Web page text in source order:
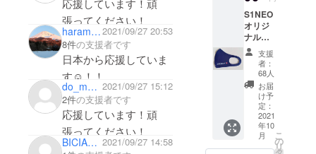
応援しています！頑
張ってください！
haramakky2021/09/27 20:53
8件の支援者です
日本から応援していま
す☺︎！！
do_mo7070 2021/09/27 15:12
2件の支援者です
応援しています！頑
張ってください！
BICIAMORE 2021/09/27 14:58
手会岡山支
株式会社
S1NEOJAPA
N代表。
S1NEO
オリジ
ナルマ
スクを
ご用意
致しま
した。
フリー
サイズ
となっ
ており
ます。
材質:ポ
支援
者：
68人
お届
け予
定：
2021
年10
月
こ
の
リ